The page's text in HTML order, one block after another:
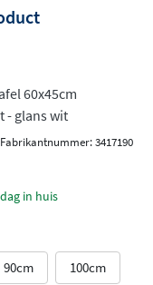
60x45cm
- glans wit
Fabrikantnummer: 3417190
in huis
90cm 100cm